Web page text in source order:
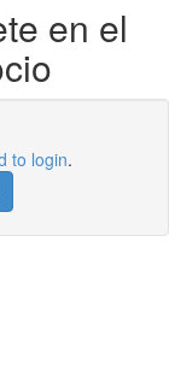
en el
to login.